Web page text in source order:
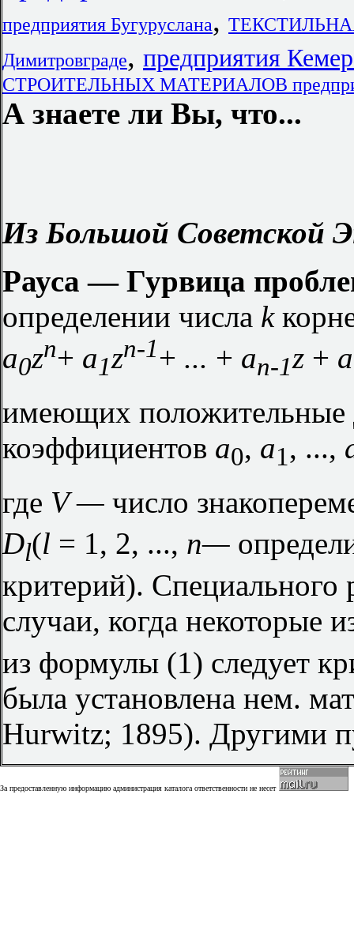
предприятия Бугуруслана,
Димитровграде, предприятия
СТРОИТЕЛЬНЫХ МАТЕРИАЛОВ
А знаете ли Вы, что...
Из Большой Советской
Рауса — Гурвица
определении числа k
a0zn+ a1zn-1+ ... + an-1z + a
имеющих положительные
коэффициентов a0, a1, ...,
где V — число
Dl(l = 1, 2, ..., n—
критерий). Специального
случаи, когда некоторые
из формулы (1) следует
была установлена нем.
Hurwitz; 1895). Другими
За предоставленную информацию администрация каталога ответственности не несет